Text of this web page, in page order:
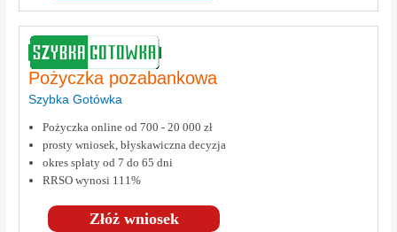
Pożyczka pozabankowa
Szybka Gotówka
Złóż wniosek
Pożyczka online od 700 - 20 000 zł
prosty wniosek, błyskawiczna decyzja
okres spłaty od 7 do 65 dni
RRSO wynosi 111%